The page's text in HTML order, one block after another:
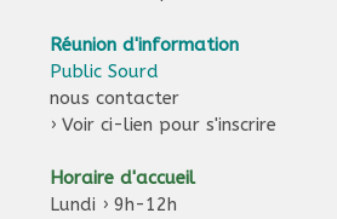
Réunion d'information
Public Sourd
nous contacter
›Voir ci-lien pour s'inscrire
Horaire d'accueil
Lundi › 9h-12h